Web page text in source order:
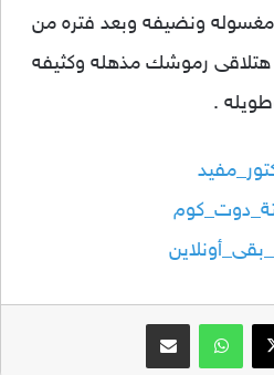
ونضيفه وبعد فتره من
هتلاقى رموشك مذهله وكثيفه
.
واتساب